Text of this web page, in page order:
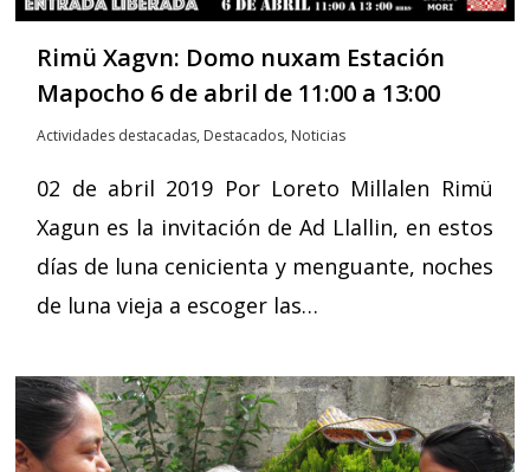
Rimü Xagvn: Domo nuxam Estación
Mapocho 6 de abril de 11:00 a 13:00
Actividades destacadas, Destacados, Noticias
02 de abril 2019 Por Loreto Millalen Rimü
Xagun es la invitación de Ad Llallin, en estos
días de luna cenicienta y menguante, noches
de luna vieja a escoger las…